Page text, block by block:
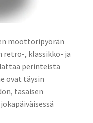
moottoripyörän
retro-, klassikko- ja
perinteistä
ovat täysin
tasaisen